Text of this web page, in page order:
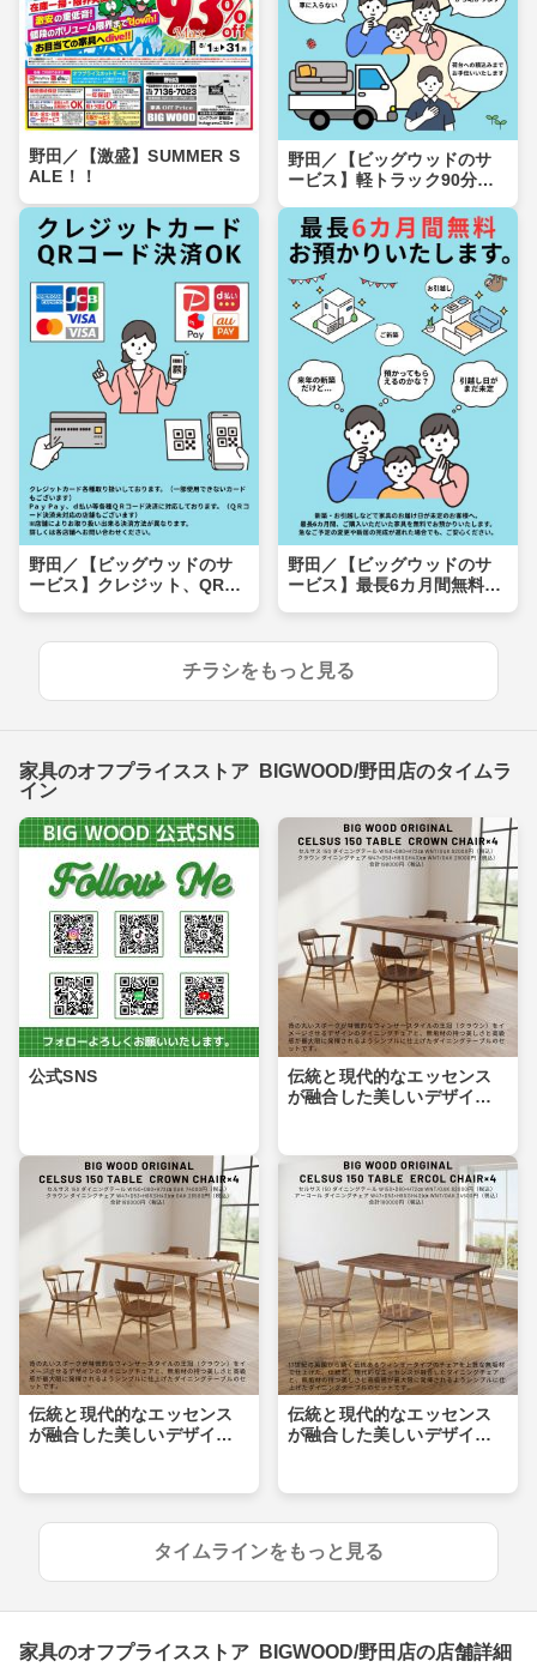
野田／【激盛】SUMMER S
ALE！！
野田／【ビッグウッドのサ
ービス】軽トラック90分無
野田／【ビッグウッドのサ
ービス】クレジット、QRコ
野田／【ビッグウッドのサ
ービス】最長6カ月間無料お
チラシをもっと見る
家具のオフプライスストア BIGWOOD/野田店のタイムラ
イン
公式SNS
伝統と現代的なエッセンス
が融合した美しいデザイン
伝統と現代的なエッセンス
が融合した美しいデザイン
伝統と現代的なエッセンス
が融合した美しいデザイン
タイムラインをもっと見る
家具のオフプライスストア BIGWOOD/野田店の店舗詳細